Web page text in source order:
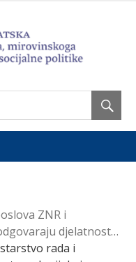
ZNR i
djelatnosti
rada i